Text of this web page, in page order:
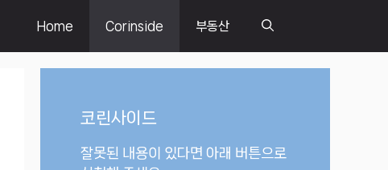
Home Corinside 부동산
코린사이드
잘못된 내용이 있다면 아래 버튼으로